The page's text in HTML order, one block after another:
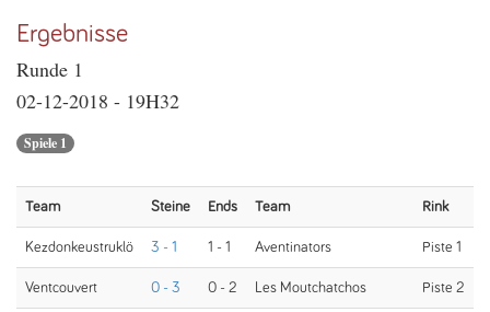
Ergebnisse
Runde 1
02-12-2018 - 19H32
Spiele 1
Team Steine Ends Team Rink
Kezdonkeustruklö 3 - 1 1 - 1 Aventinators Piste 1
Ventcouvert 0 - 3 0 - 2 Les Moutchatchos Piste 2